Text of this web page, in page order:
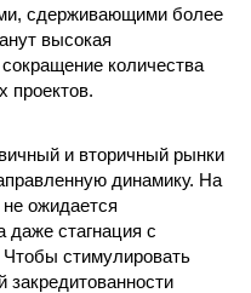
сдерживающими более
высокая
количества
проектов.
и вторичный рынки
динамику. На
не ожидается
даже стагнация с
стимулировать